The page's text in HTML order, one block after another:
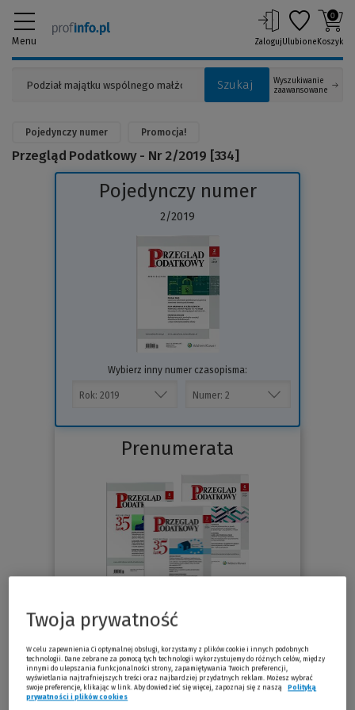
Menu
Szukaj
Wyszukiwanie
zaawansowane
ZalogujUlubione
0
Koszyk
Pojedynczy numer Promocja!
Przegląd Podatkowy - Nr 2/2019 [334]
Pojedynczy numer
2/2019
do
Wybierz inny numer czasopisma:
Prenumerata
Już od
Sprawdź
Twoja prywatność
W celu zapewnienia Ci optymalnej obsługi, korzystamy z plików cookie i innych podobnych
technologii. Dane zebrane za pomocą tych technologii wykorzystujemy do różnych celów, między
innymi do ulepszania funkcjonalności strony, zapamiętywania Twoich preferencji,
wyświetlania najtrafniejszych treści oraz najbardziej przydatnych reklam. Możesz wybrać
swoje preferencje, klikając w link. Aby dowiedzieć się więcej, zapoznaj się z naszą
Polityką
prywatności i plików cookies